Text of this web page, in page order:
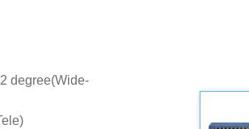
degree(Wide-